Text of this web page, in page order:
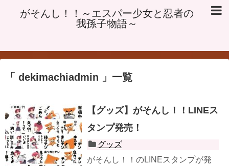
がそんし！！～エスパー少女と忍者の
我孫子物語～
dekimachiadmin 一覧
【グッズ】がそんし！！LINEス
タンプ発売！
グッズ
がそんし！！のLINEスタンプが発